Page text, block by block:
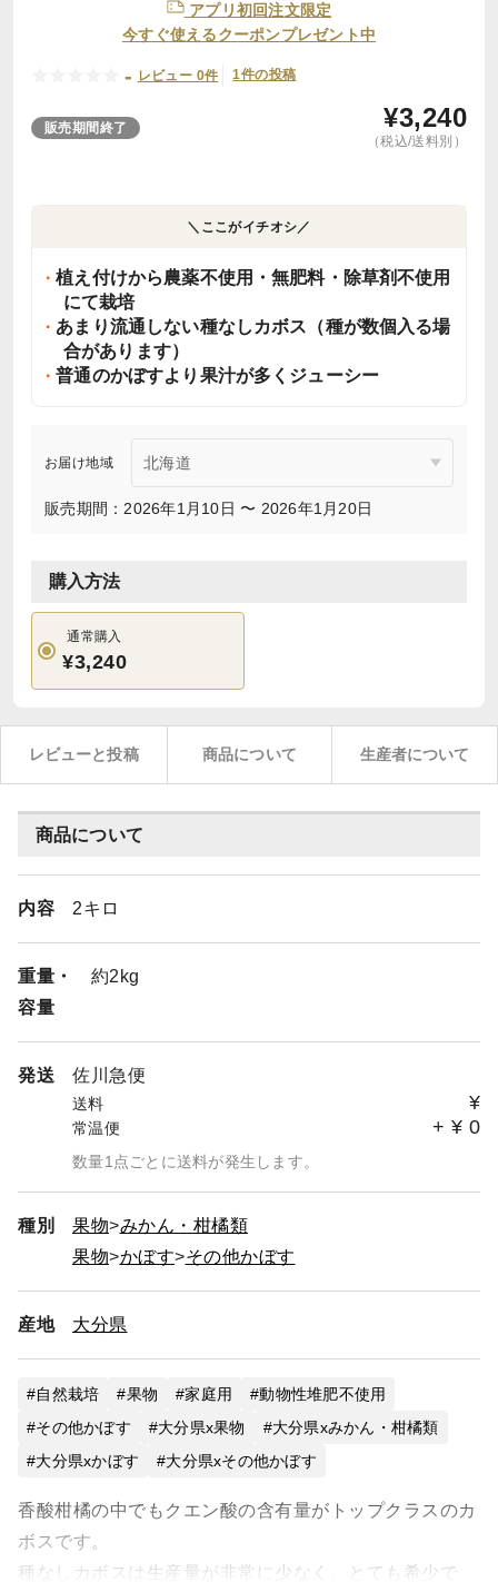
アプリ初回注文限定
今すぐ使えるクーポンプレゼント中
- レビュー 0件 1件の投稿
販売期間終了 ¥3,240
（税込/送料別）
＼ここがイチオシ／
植え付けから農薬不使用・無肥料・除草剤不使用
にて栽培
あまり流通しない種なしカボス（種が数個入る場
合があります）
普通のかぼすより果汁が多くジューシー
お届け地域
販売期間：2026年1月10日 〜 2026年1月20日
購入方法
通常購入
¥3,240
レビューと投稿 商品について 生産者について
商品について
内容 2キロ
重量・
容量
約2kg
発送 佐川急便
送料 ¥
常温便 + ¥ 0
数量1点ごとに送料が発生します。
種別 果物
みかん・柑橘類
果物
かぼす その他かぼす
産地 大分県
自然栽培 果物 家庭用
動物性堆肥不使用
その他かぼす
大分県x果物
大分県xみかん・柑橘類
大分県xかぼす
大分県xその他かぼす
香酸柑橘の中でもクエン酸の含有量がトップクラスのカ
ボスです。
種なしカボスは生産量が非常に少なく、とても希少で